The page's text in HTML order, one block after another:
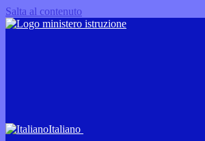
Salta al contenuto
Italiano